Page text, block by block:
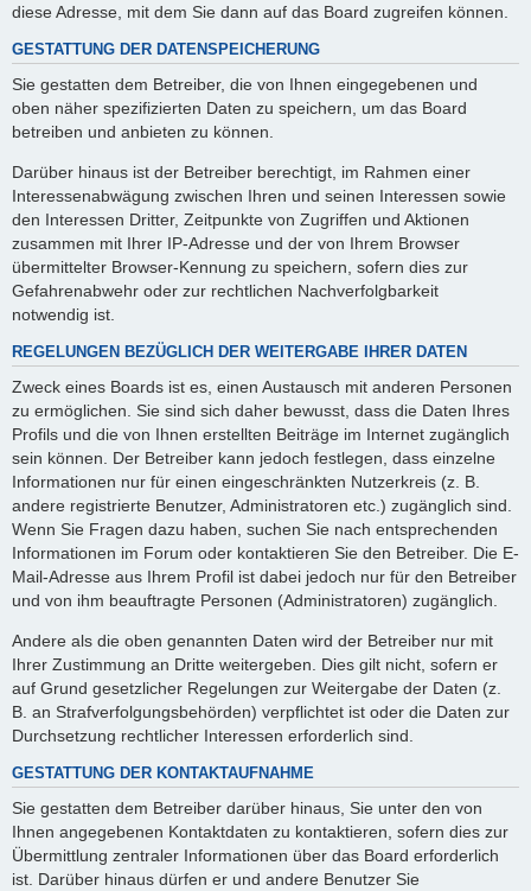
diese Adresse, mit dem Sie dann auf das Board zugreifen können.
GESTATTUNG DER DATENSPEICHERUNG
Sie gestatten dem Betreiber, die von Ihnen eingegebenen und
oben näher spezifizierten Daten zu speichern, um das Board
betreiben und anbieten zu können.
Darüber hinaus ist der Betreiber berechtigt, im Rahmen einer
Interessenabwägung zwischen Ihren und seinen Interessen sowie
den Interessen Dritter, Zeitpunkte von Zugriffen und Aktionen
zusammen mit Ihrer IP-Adresse und der von Ihrem Browser
übermittelter Browser-Kennung zu speichern, sofern dies zur
Gefahrenabwehr oder zur rechtlichen Nachverfolgbarkeit
notwendig ist.
REGELUNGEN BEZÜGLICH DER WEITERGABE IHRER DATEN
Zweck eines Boards ist es, einen Austausch mit anderen Personen
zu ermöglichen. Sie sind sich daher bewusst, dass die Daten Ihres
Profils und die von Ihnen erstellten Beiträge im Internet zugänglich
sein können. Der Betreiber kann jedoch festlegen, dass einzelne
Informationen nur für einen eingeschränkten Nutzerkreis (z. B.
andere registrierte Benutzer, Administratoren etc.) zugänglich sind.
Wenn Sie Fragen dazu haben, suchen Sie nach entsprechenden
Informationen im Forum oder kontaktieren Sie den Betreiber. Die E-
Mail-Adresse aus Ihrem Profil ist dabei jedoch nur für den Betreiber
und von ihm beauftragte Personen (Administratoren) zugänglich.
Andere als die oben genannten Daten wird der Betreiber nur mit
Ihrer Zustimmung an Dritte weitergeben. Dies gilt nicht, sofern er
auf Grund gesetzlicher Regelungen zur Weitergabe der Daten (z.
B. an Strafverfolgungsbehörden) verpflichtet ist oder die Daten zur
Durchsetzung rechtlicher Interessen erforderlich sind.
GESTATTUNG DER KONTAKTAUFNAHME
Sie gestatten dem Betreiber darüber hinaus, Sie unter den von
Ihnen angegebenen Kontaktdaten zu kontaktieren, sofern dies zur
Übermittlung zentraler Informationen über das Board erforderlich
ist. Darüber hinaus dürfen er und andere Benutzer Sie